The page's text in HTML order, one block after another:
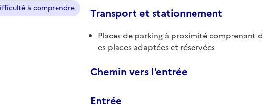
à comprendre Transport et stationnement
Places de parking à proximité comprenant d
es places adaptées et réservées
Chemin vers l'entrée
Entrée